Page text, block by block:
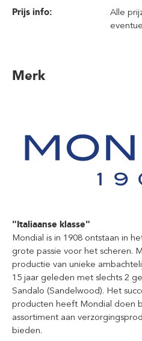
Prijs info:
Alle
Merk
"Italiaanse klasse"
Mondial is in 1908 ontstaan in
grote passie voor het scheren.
productie van unieke
15 jaar geleden met slechts 2
Sandalo (Sandelwood). Het
producten heeft Mondial doen
assortiment aan
bieden.